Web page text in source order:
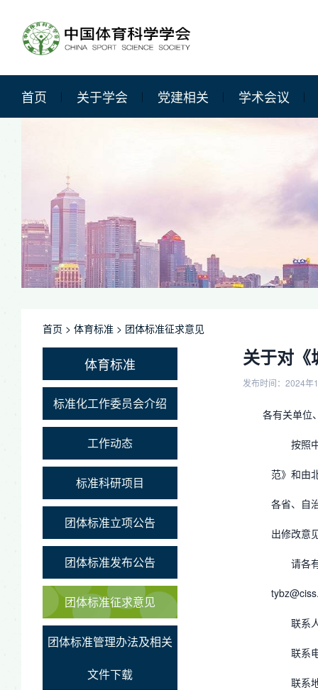
首页 关于学会 党建相关 学术会议
首页 > 体育标准 > 团体标准征求意见
体育标准
标准化工作委员会介绍
工作动态
标准科研项目
团体标准立项公告
团体标准发布公告
团体标准征求意见
团体标准管理办法及相关
文件下载
关于对《
发布时间：2024年
各有关单位
按照
范》和由
各省、自
出修改意
请各
联系
联系
联系